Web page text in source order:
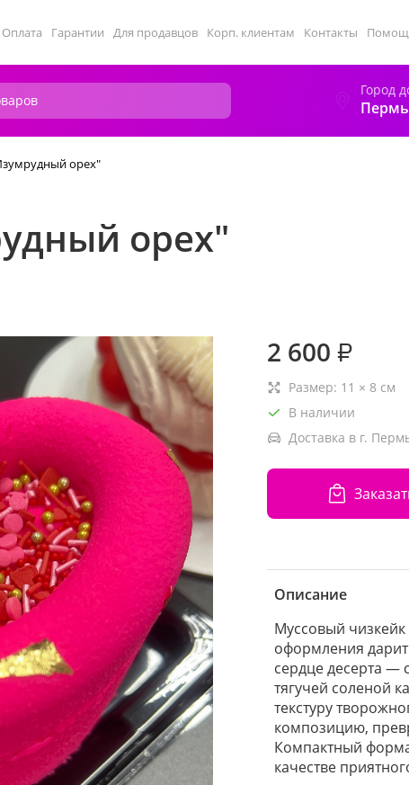
Оплата Гарантии Для продавцов Корп. клиентам Контакты
Город
Пермь
орех"
орех"
2 600 ₽
Размер: 11 × 8 см
В наличии
Доставка в г.
Описание
Муссовый
оформления
сердце десерта —
тягучей соленой
текстуру
композицию,
Компактный
качестве